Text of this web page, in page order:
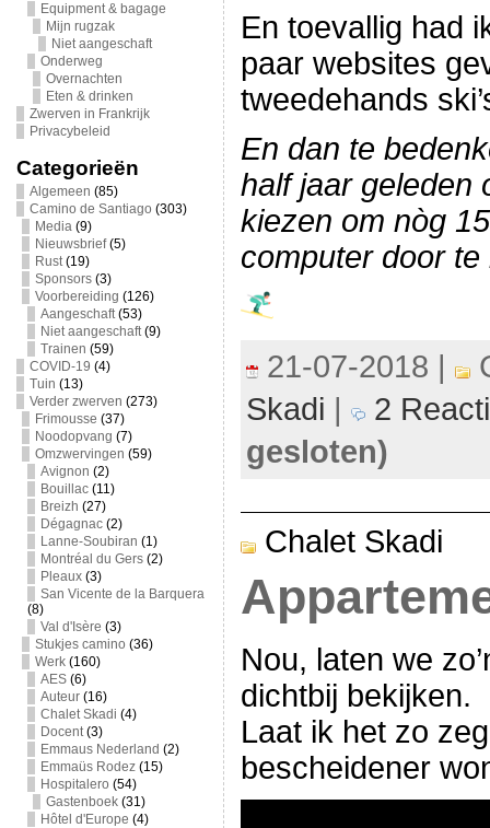
Equipment & bagage
Mijn rugzak
Niet aangeschaft
Onderweg
Overnachten
Eten & drinken
Zwerven in Frankrijk
Privacybeleid
Categorieën
Algemeen (85)
Camino de Santiago (303)
Media(9)
Nieuwsbrief(5)
Rust(19)
Sponsors(3)
Voorbereiding (126)
Aangeschaft(53)
Niet aangeschaft(9)
Trainen (59)
COVID-19 (4)
Tuin (13)
Verder zwerven (273)
Frimousse (37)
Noodopvang (7)
Omzwervingen (59)
Avignon (2)
Bouillac(11)
Breizh (27)
Dégagnac(2)
Lanne-Soubiran (1)
Montréal du Gers(2)
Pleaux(3)
San Vicente de la Barquera
(8)
Val d'Isère (3)
Stukjes camino (36)
Werk(160)
AES(6)
Auteur(16)
Chalet Skadi (4)
Docent(3)
Emmaus Nederland (2)
Emmaüs Rodez(15)
Hospitalero (54)
Gastenboek(31)
Hôtel d'Europe (4)
En toevallig had
paar websites
tweedehands
En dan te
half jaar geleden
kiezen om nòg
computer door te
21-07-2018 |
Skadi |
2
gesloten)
Chalet Skadi
Nou, laten we
dichtbij bekijken.
Laat ik het zo
bescheidener